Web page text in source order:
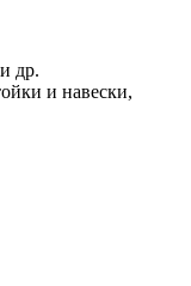
др.
и навески,